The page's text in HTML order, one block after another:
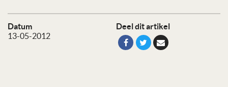
Datum
13-05-2012
Deel dit artikel